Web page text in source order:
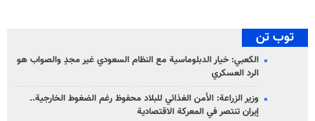
توب تن
الكعبي: خيار الدبلوماسية مع النظام السعودي غير مجدٍ والصواب هو
الرد العسكري
وزير الزراعة: الأمن الغذائي للبلاد محفوظ رغم الضغوط الخارجية..
إيران تنتصر في المعركة الاقتصادية